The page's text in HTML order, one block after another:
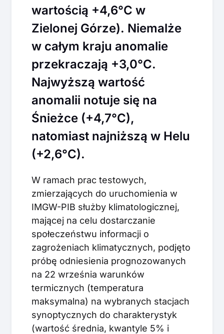
wartością +4,6°C w
Zielonej Górze). Niemalże
w całym kraju anomalie
przekraczają +3,0°C.
Najwyższą wartość
anomalii notuje się na
Śnieżce (+4,7°C),
natomiast najniższą w Helu
(+2,6°C).
W ramach prac testowych,
zmierzających do uruchomienia w
IMGW-PIB służby klimatologicznej,
mającej na celu dostarczanie
społeczeństwu informacji o
zagrożeniach klimatycznych, podjęto
próbę odniesienia prognozowanych
na 22 września warunków
termicznych (temperatura
maksymalna) na wybranych stacjach
synoptycznych do charakterystyk
(wartość średnia, kwantyle 5% i